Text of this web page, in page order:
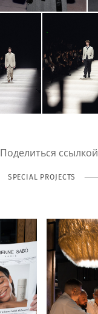
Поделиться ссылкой
SPECIAL PROJECTS